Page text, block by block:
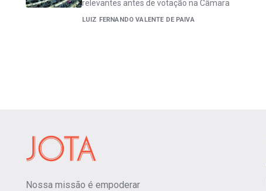
relevantes antes de votação na Câmara
LUIZ FERNANDO VALENTE DE PAIVA
Nossa missão é empoderar